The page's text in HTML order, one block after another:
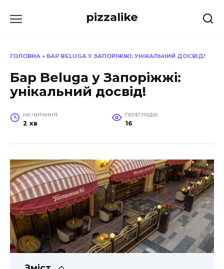
до
pizzalike
ГОЛОВНА » БАР BELUGA У ЗАПОРІЖЖІ: УНІКАЛЬНИЙ ДОСВІД!
Бар Beluga у Запоріжжі:
унікальний досвід!
НА ЧИТАННЯ
2 хв
ПЕРЕГЛЯДІВ
16